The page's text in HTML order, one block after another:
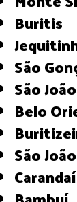
Buritis
São
São
Belo
São
Carandaí